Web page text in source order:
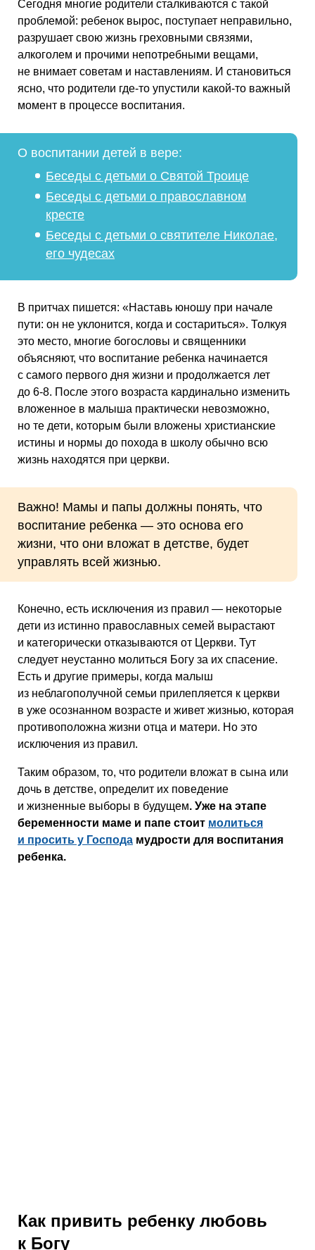
Сегодня многие родители сталкиваются с такой
проблемой: ребенок вырос, поступает неправильно,
разрушает свою жизнь греховными связями,
алкоголем и прочими непотребными вещами,
не внимает советам и наставлениям. И становиться
ясно, что родители где-то упустили какой-то важный
момент в процессе воспитания.
О воспитании детей в вере:
Беседы с детьми о Святой Троице
Беседы с детьми о православном
кресте
Беседы с детьми о святителе Николае,
его чудесах
В притчах пишется: «Наставь юношу при начале
пути: он не уклонится, когда и состариться». Толкуя
это место, многие богословы и священники
объясняют, что воспитание ребенка начинается
с самого первого дня жизни и продолжается лет
до 6-8. После этого возраста кардинально изменить
вложенное в малыша практически невозможно,
но те дети, которым были вложены христианские
истины и нормы до похода в школу обычно всю
жизнь находятся при церкви.
Важно! Мамы и папы должны понять, что
воспитание ребенка — это основа его
жизни, что они вложат в детстве, будет
управлять всей жизнью.
Конечно, есть исключения из правил — некоторые
дети из истинно православных семей вырастают
и категорически отказываются от Церкви. Тут
следует неустанно молиться Богу за их спасение.
Есть и другие примеры, когда малыш
из неблагополучной семьи прилепляется к церкви
в уже осознанном возрасте и живет жизнью, которая
противоположна жизни отца и матери. Но это
исключения из правил.
Таким образом, то, что родители вложат в сына или
дочь в детстве, определит их поведение
и жизненные выборы в будущем. Уже на этапе
беременности маме и папе стоит молиться
и просить у Господа мудрости для воспитания
ребенка.
Как привить ребенку любовь
к Богу